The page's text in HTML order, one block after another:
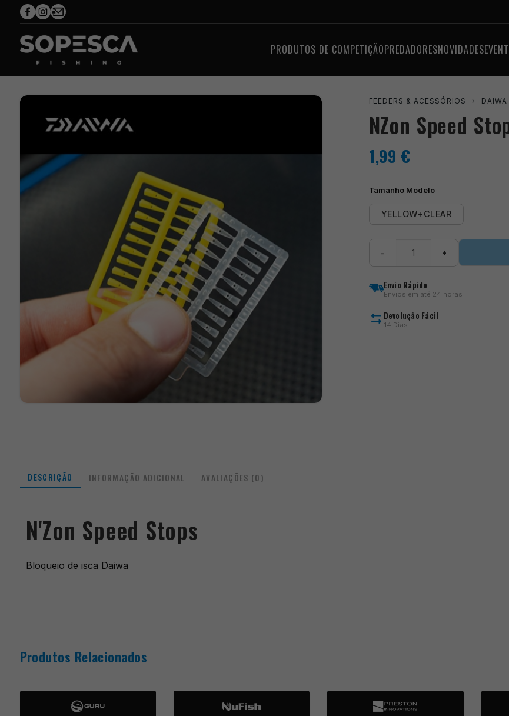
PRODUTOS DE COMPETIÇÃOPREDADORESNOVIDADES
FEEDERS & ACESSÓRIOS › DAIWA
NZon Speed
1,99 €
Tamanho Modelo
YELLOW+CLEAR
Stops
− +
Envio Rápido
Envios em até 24 horas
Devolução Fácil
14 Dias
DESCRIÇÃO INFORMAÇÃO ADICIONAL AVALIAÇÕES (0)
N'Zon Speed Stops
Bloqueio de isca Daiwa
Produtos Relacionados